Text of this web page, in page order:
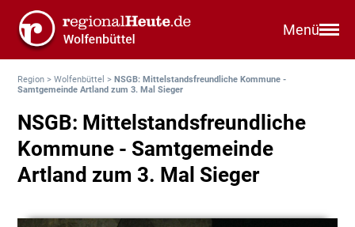
Menü
Region >Wolfenbüttel >NSGB: Mittelstandsfreundliche Kommune -
Samtgemeinde Artland zum 3. Mal Sieger
NSGB: Mittelstandsfreundliche
Kommune - Samtgemeinde
Artland zum 3. Mal Sieger